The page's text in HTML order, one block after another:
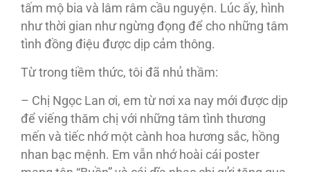
tấm mộ bia và lâm râm cầu nguyện. Lúc ấy, hình
như thời gian như ngừng đọng để cho những tâm
tình đồng điệu được dịp cảm thông.
Từ trong tiềm thức, tôi đã nhủ thầm:
– Chị Ngọc Lan ơi, em từ nơi xa nay mới được dịp
để viếng thăm chị với những tâm tình thương
mến và tiếc nhớ một cành hoa hương sắc, hồng
nhan bạc mệnh. Em vẫn nhớ hoài cái poster